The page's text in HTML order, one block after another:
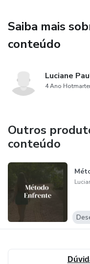
Saiba mais
conteúdo
Luciane
4 Ano
Outros
conteúdo